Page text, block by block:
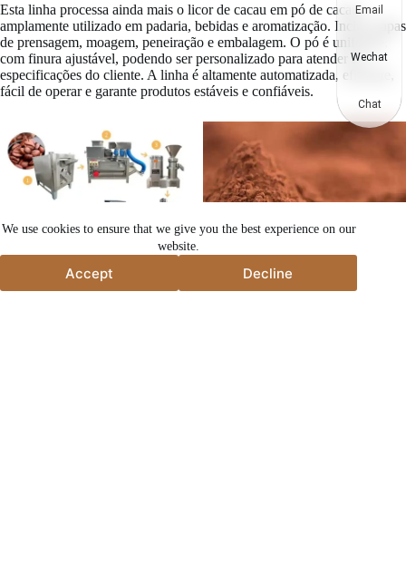
We use cookies to ensure that we give you the best experience on our
website.
Accept Decline
Esta linha processa ainda mais o licor de cacau em pó de cacau,
amplamente utilizado em padaria, bebidas e aromatização. Inclui etapas
de prensagem, moagem, peneiração e embalagem. O pó é uniforme,
com finura ajustável, podendo ser personalizado para atender às
especificações do cliente. A linha é altamente automatizada, eficiente,
fácil de operar e garante produtos estáveis e confiáveis.
Linha de Produção de Máquinas de
Cacau em pó
Accept
Email
Wechat
Chat